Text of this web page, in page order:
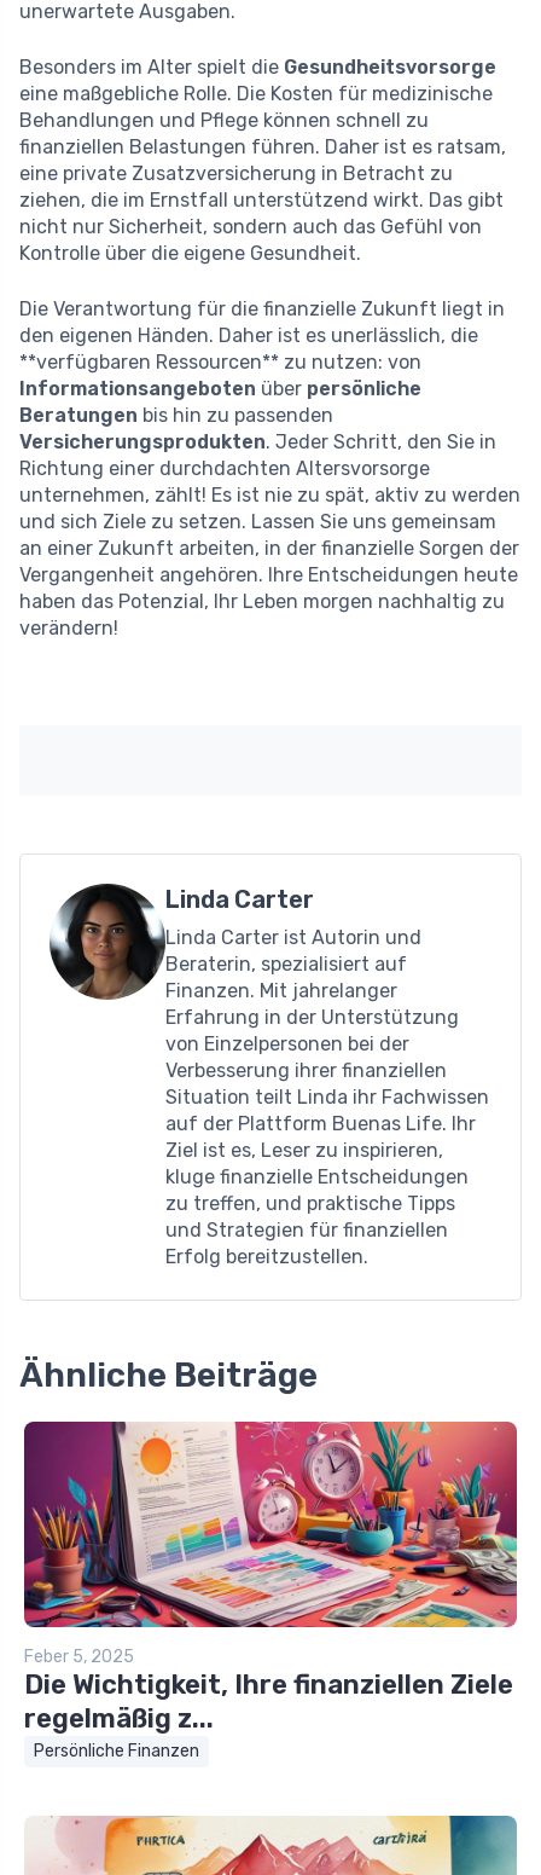
unerwartete Ausgaben.
Besonders im Alter spielt die Gesundheitsvorsorge
eine maßgebliche Rolle. Die Kosten für medizinische
Behandlungen und Pflege können schnell zu
finanziellen Belastungen führen. Daher ist es ratsam,
eine private Zusatzversicherung in Betracht zu
ziehen, die im Ernstfall unterstützend wirkt. Das gibt
nicht nur Sicherheit, sondern auch das Gefühl von
Kontrolle über die eigene Gesundheit.
Die Verantwortung für die finanzielle Zukunft liegt in
den eigenen Händen. Daher ist es unerlässlich, die
**verfügbaren Ressourcen** zu nutzen: von
Informationsangeboten über persönliche
Beratungen bis hin zu passenden
Versicherungsprodukten. Jeder Schritt, den Sie in
Richtung einer durchdachten Altersvorsorge
unternehmen, zählt! Es ist nie zu spät, aktiv zu werden
und sich Ziele zu setzen. Lassen Sie uns gemeinsam
an einer Zukunft arbeiten, in der finanzielle Sorgen der
Vergangenheit angehören. Ihre Entscheidungen heute
haben das Potenzial, Ihr Leben morgen nachhaltig zu
verändern!
Linda Carter
Linda Carter ist Autorin und
Beraterin, spezialisiert auf
Finanzen. Mit jahrelanger
Erfahrung in der Unterstützung
von Einzelpersonen bei der
Verbesserung ihrer finanziellen
Situation teilt Linda ihr Fachwissen
auf der Plattform Buenas Life. Ihr
Ziel ist es, Leser zu inspirieren,
kluge finanzielle Entscheidungen
zu treffen, und praktische Tipps
und Strategien für finanziellen
Erfolg bereitzustellen.
Ähnliche Beiträge
Feber 5, 2025
Die Wichtigkeit, Ihre finanziellen Ziele
regelmäßig z...
Persönliche Finanzen